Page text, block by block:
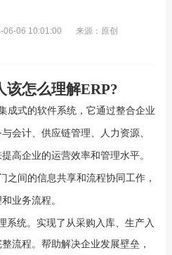
06-06 10:01:00
来源：原创
该怎么理解ERP?
成式的软件系统，它通过整合企业
会计、供应链管理、人力资源、
高企业的运营效率和管理水平。
之间的信息共享和流程协同工作，
业务流程。
系统。实现了从采购入库、生产入
流程。帮助解决企业发展壁垒，